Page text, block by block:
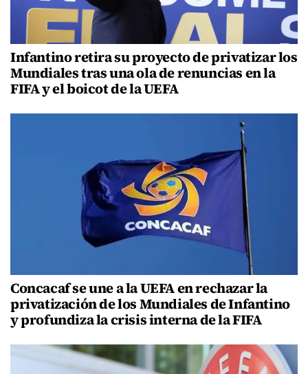
Infantino retira su proyecto de privatizar los
Mundiales tras una ola de renuncias en la
FIFA y el boicot de la UEFA
Concacaf se une a la UEFA en rechazar la
privatización de los Mundiales de Infantino
y profundiza la crisis interna de la FIFA